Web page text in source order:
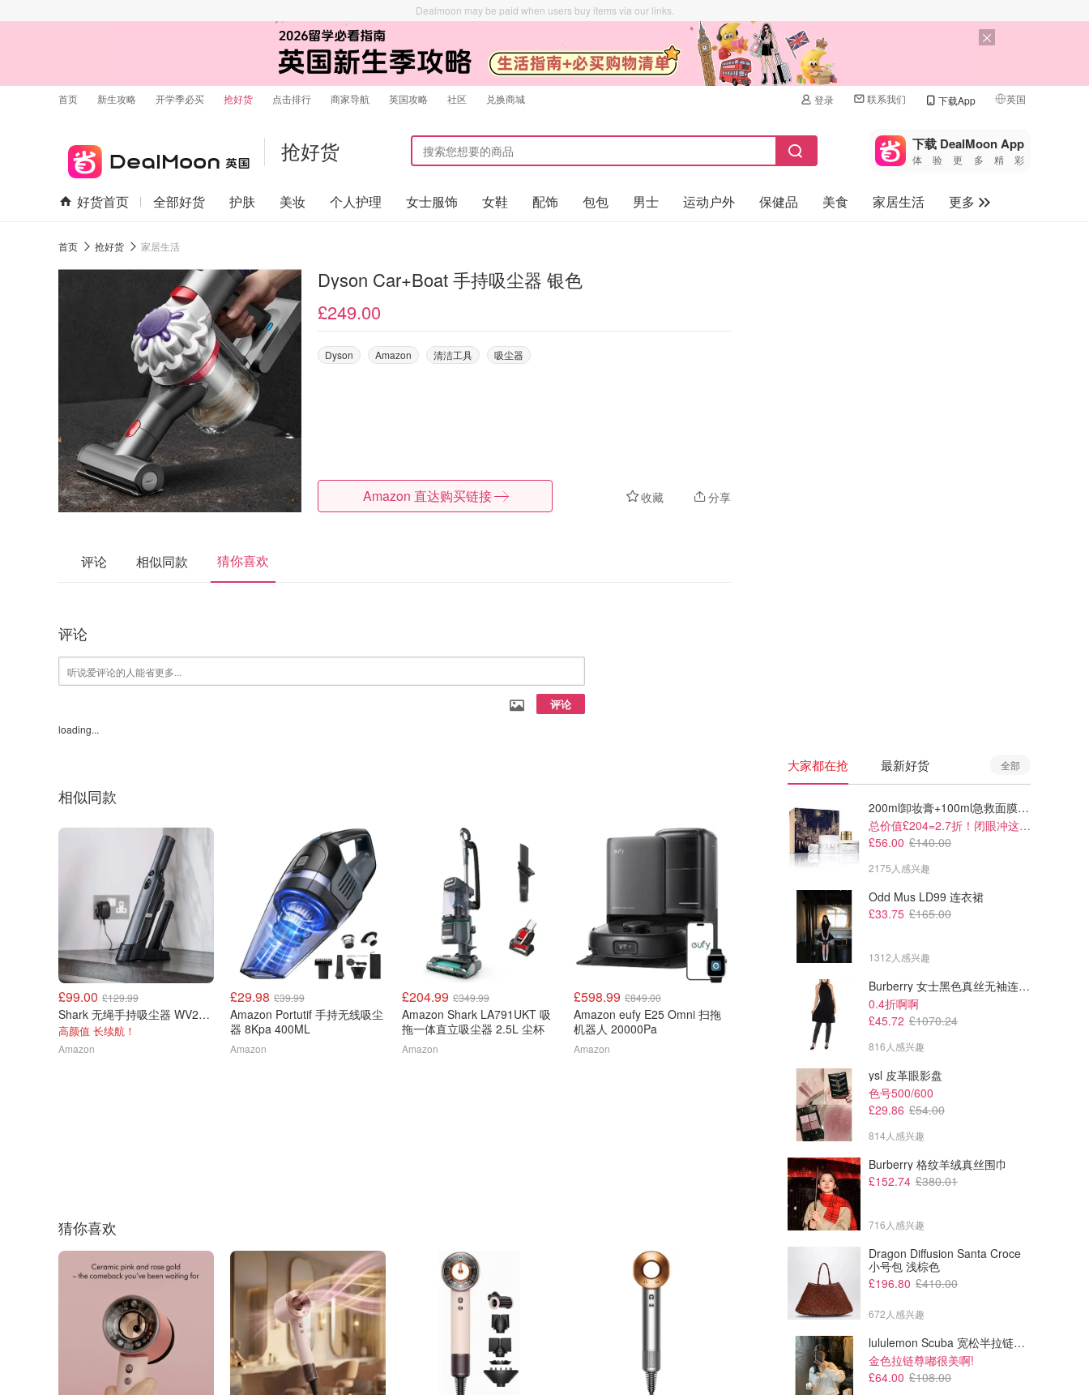
Dealmoon may be paid when users buy items via our links.
首页 新生攻略 开学季必买 抢好货 点击排行 商家导航 英国攻略 社区 兑换商城 登录 联系我们 下载App 英国
🇺🇸
🇨🇳 中国
🇨🇦加拿大
抢好货 下载 DealMoon App
体验更多精彩
好货首页 全部好货 护肤 美妆 个人护理 女士服饰 女鞋 配饰 包包 男士 运动户外 保健品 美食 家居生活
更多
首页 抢好货 家居生活
Dyson Car+Boat 手持吸尘器 银色
£249.00
Dyson Amazon 清洁工具 吸尘器
收藏 分享
Amazon 直达购买链接
评论 相似同款 猜你喜欢
评论
评论
loading...
相似同款
£99.00 £129.99
Shark 无绳手持吸尘器 WV200UK
高颜值 长续航！
Amazon
£29.98 £39.99
Amazon Portutif 手持无线吸尘
器 8Kpa 400ML
Amazon
£204.99 £349.99
Amazon Shark LA791UKT 吸
拖一体直立吸尘器 2.5L 尘杯
Amazon
£598.99 £849.00
Amazon eufy E25 Omni 扫拖
机器人 20000Pa
Amazon
£139.99
Amazon Hoover HF1 Max 无
线吸尘器 200W 50分钟
£299.99
Amazon roborock QV 35S 扫
地机器人 10000Pa吸力
Amazon
猜你喜欢
大家都在抢 最新好货 全部
200ml卸妆膏+100ml急救面膜+面霜+洁颜布
总价值£204=2.7折！闭眼冲这套！
£56.00 £140.00
2175人感兴趣
Odd Mus LD99 连衣裙
£33.75 £165.00
1312人感兴趣
Burberry 女士黑色真丝无袖连衣裙
0.4折啊啊
£45.72 £1070.24
816人感兴趣
ysl 皮革眼影盘
色号500/600
£29.86 £54.00
814人感兴趣
Burberry 格纹羊绒真丝围巾
£152.74 £380.01
716人感兴趣
Dragon Diffusion Santa Croce
小号包 浅棕色
£196.80 £410.00
672人感兴趣
lululemon Scuba 宽松半拉链卫衣
金色拉链尊嘟很美啊!
£64.00 £108.00